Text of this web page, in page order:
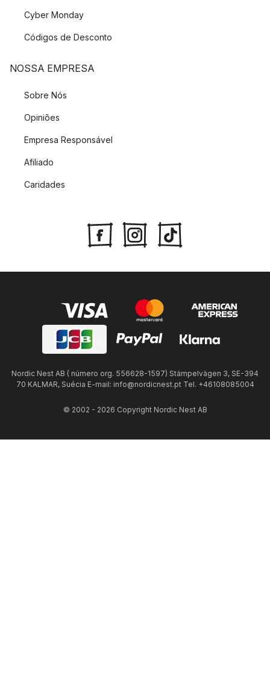
Cyber Monday
Códigos de Desconto
NOSSA EMPRESA
Sobre Nós
Opiniões
Empresa Responsável
Afiliado
Caridades
Nordic Nest AB ( número org. 556628-1597) Stämpelvägen 3, SE-394
70 KALMAR, Suécia E-mail: info@nordicnest.pt Tel. +46108085004
© 2002 - 2026 Copyright Nordic Nest AB